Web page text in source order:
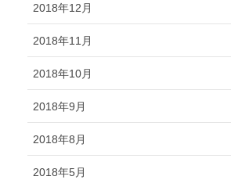
2018年12月
2018年11月
2018年10月
2018年9月
2018年8月
2018年5月